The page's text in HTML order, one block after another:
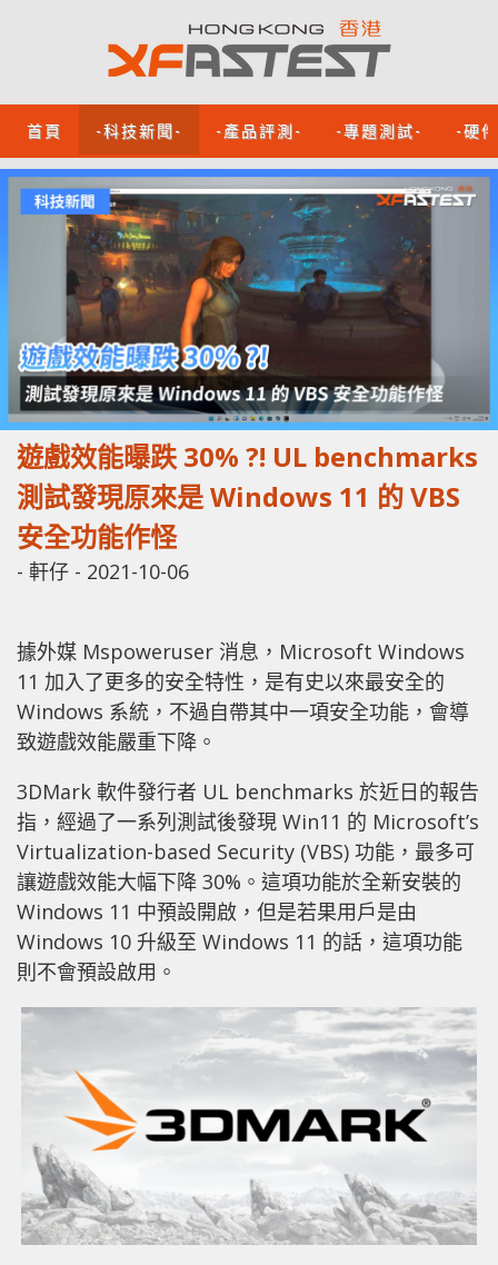
首頁 -科技新聞- -產品評測- -專題測試- -硬
遊戲效能曝跌 30% ?! UL benchmarks
測試發現原來是 Windows 11 的 VBS
安全功能作怪
- 軒仔 - 2021-10-06
據外媒 Mspoweruser 消息，Microsoft Windows
11 加入了更多的安全特性，是有史以來最安全的
Windows 系統，不過自帶其中一項安全功能，會導
致遊戲效能嚴重下降。
3DMark 軟件發行者 UL benchmarks 於近日的報告
指，經過了一系列測試後發現 Win11 的 Microsoft’s
Virtualization-based Security (VBS) 功能，最多可
讓遊戲效能大幅下降 30%。 這項功能於全新安裝的
Windows 11 中預設開啟，但是若果用戶是由
Windows 10 升級至 Windows 11 的話，這項功能
則不會預設啟用。